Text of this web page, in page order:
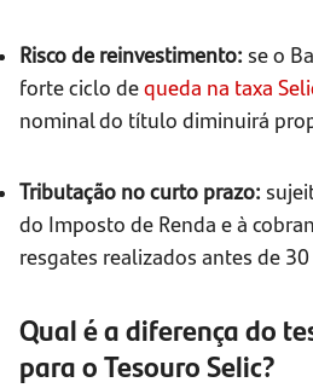
Risco de reinvestimento: se o
forte ciclo dequeda na taxa
nominal do título diminuirá
Tributação no curto prazo:
do Imposto de Renda e à
resgates realizados antes de
Qual é a diferença do
para o Tesouro Selic?